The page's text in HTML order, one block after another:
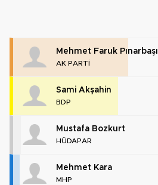
Mehmet Faruk Pınarbaşı
AK PARTİ
Sami Akşahin
BDP
Mustafa Bozkurt
HÜDAPAR
Mehmet Kara
MHP